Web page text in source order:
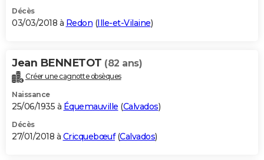
Décès
03/03/2018 à Redon (Ille-et-Vilaine)
Jean BENNETOT (82 ans)
Créer une cagnotte obsèques
Naissance
25/06/1935 à Équemauville (Calvados)
Décès
27/01/2018 à Cricquebœuf(Calvados)